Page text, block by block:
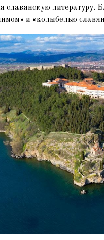
славянскую литературу.
и «колыбелью